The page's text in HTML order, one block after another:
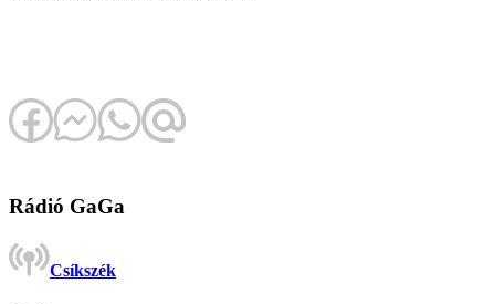
Rádió GaGa
Csíkszék